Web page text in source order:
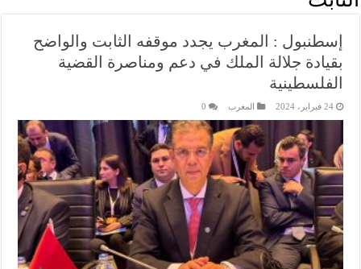
إسطنبول : المغرب يجدد موقفه الثابت والواضح
بقيادة جلالة الملك في دعم ومناصرة القضية
الفلسطينية
24 فبراير، 2024 المغرب 0